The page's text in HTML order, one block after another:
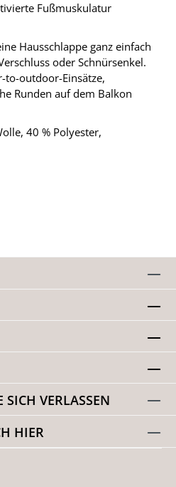
Fußmuskulatur
Hausschlappe ganz einfach
oder Schnürsenkel.
to-outdoor-Einsätze,
Runden auf dem Balkon
40 % Polyester,
VERLASSEN
HIER